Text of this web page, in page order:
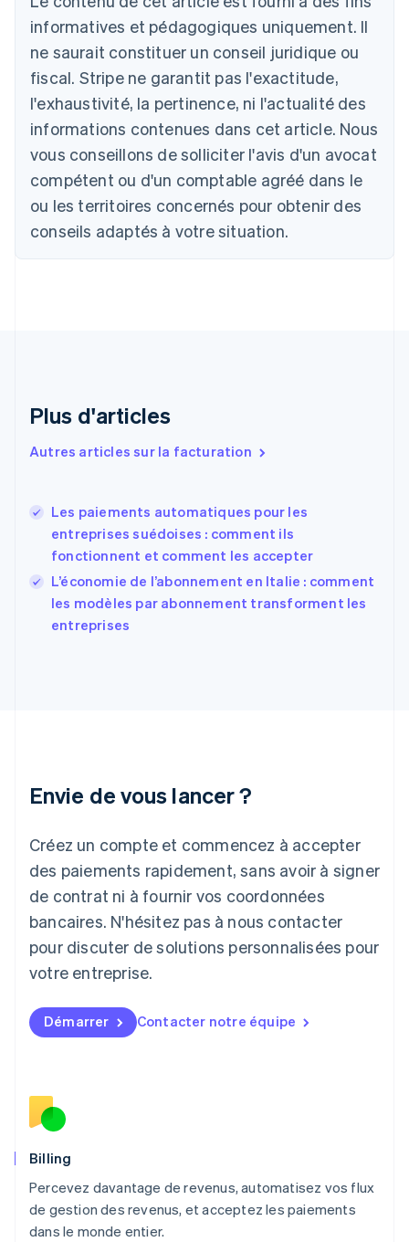
informatives et pédagogiques uniquement. Il
ne saurait constituer un conseil juridique ou
fiscal. Stripe ne garantit pas l'exactitude,
l'exhaustivité, la pertinence, ni l'actualité des
informations contenues dans cet article. Nous
vous conseillons de solliciter l'avis d'un avocat
compétent ou d'un comptable agréé dans le
ou les territoires concernés pour obtenir des
conseils adaptés à votre situation.
Plus d'articles
Autres articles sur la facturation
Les paiements automatiques pour les
entreprises suédoises : comment ils
fonctionnent et comment les accepter
L’économie de l’abonnement en Italie : comment
les modèles par abonnement transforment les
entreprises
Envie de vous lancer ?
Créez un compte et commencez à accepter
des paiements rapidement, sans avoir à signer
de contrat ni à fournir vos coordonnées
bancaires. N'hésitez pas à nous contacter
pour discuter de solutions personnalisées pour
votre entreprise.
Démarrer Contacter notre équipe
Billing
Percevez davantage de revenus, automatisez vos flux
de gestion des revenus, et acceptez les paiements
dans le monde entier.
English
Autriche
Deutsch English
Belgique
NederlandsFrançaisDeutschEnglish
Brésil
Bulgarie
English
Canada
EnglishFrançais
Chine continentale
简体中文English
English
EspañolEnglish
English
Finlande
English Svenska
France
FrançaisEnglish
Gibraltar
English
Grèce
English
Japon
Lettonie
English
Liechtenstein
DeutschEnglish
Lituanie
Luxembourg
FrançaisDeutschEnglish
English简体中文
Malte
English
Nouvelle-Zélande
English
NederlandsEnglish
Pologne
English